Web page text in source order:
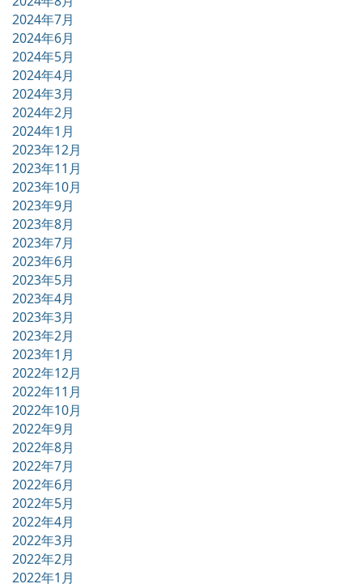
2024年7月
2024年6月
2024年5月
2024年4月
2024年3月
2024年2月
2024年1月
2023年12月
2023年11月
2023年10月
2023年9月
2023年8月
2023年7月
2023年6月
2023年5月
2023年4月
2023年3月
2023年2月
2023年1月
2022年12月
2022年11月
2022年10月
2022年9月
2022年8月
2022年7月
2022年6月
2022年5月
2022年4月
2022年3月
2022年2月
2022年1月